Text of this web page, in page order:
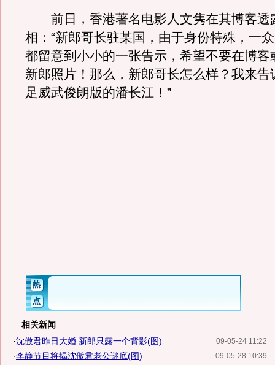
前日，香港著名电影人文隽在其博客透
相：“新郎哥长驻某国，由于身份特殊，一
都留意到小小的一张告示，希望不要在博客
新郎照片！那么，新郎哥长怎么样？我来告
足威武俊朗版的潘长江！”
相关新闻
09-05-24 11:22
·沈傲君昨日大婚 新郎只露一个背影(图)
09-05-28 10:39
·李静节目将揭沈傲君老公谜底(图)